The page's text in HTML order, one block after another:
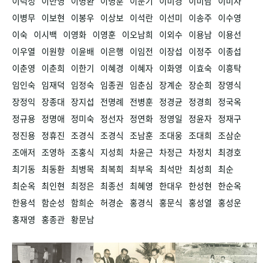
이병무 이보현 이봉우 이상보 이석란 이선미 이송주 이수영
이숙 이시백 이영화 이영훈 이오남희 이외수 이용남 이용선
이우열
이원향 이윤배 이은행 이임전 이장섭 이정주 이종섭
이춘영
이춘희 이한기 이혜경 이혜자 이화영 이효숙 이흥탁
임인숙 임재덕 임정숙 임종권 임춘심 장계순 장순희 장영식
장정익 장종대 장지섭 전명례 전병훈 정경균 정경희
정국옥
정규용 정명애 정미숙 정선자 정연화 정영일 정윤자 정재구
정진용 정휴진 조경식 조경식 조남훈 조대웅 조대희 조삼순
조애저 조영하 조홍식 지성희 차윤근 차정근 차정치 최경호
최기동 최동환 최병목 최복희 최부옥 최석만 최성희 최순
최순옥 최인현 최정은 최종선 최혜영 한대우 한성현 한순옥
한용석 함순성 함희순 허경순 홍경식 홍문식 홍성열 홍성운
홍재영 홍종관 황문남